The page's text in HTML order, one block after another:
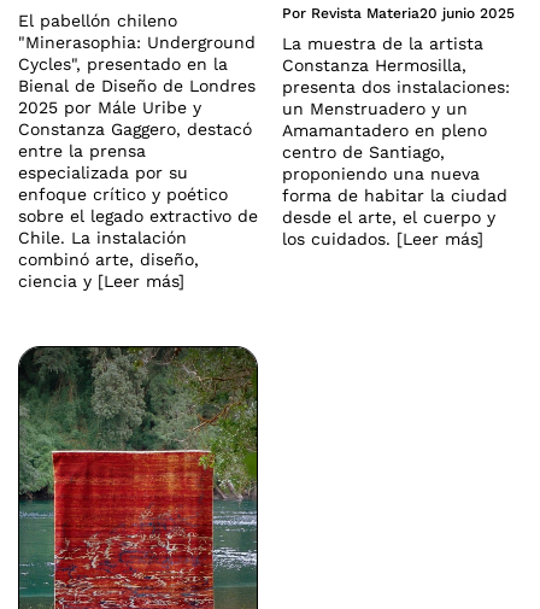
El pabellón chileno
"Minerasophia: Underground
Cycles", presentado en la
Bienal de Diseño de Londres
2025 por Mále Uribe y
Constanza Gaggero, destacó
entre la prensa
especializada por su
enfoque crítico y poético
sobre el legado extractivo de
Chile. La instalación
combinó arte, diseño,
ciencia y [Leer más]
Por Revista Materia20 junio 2025
La muestra de la artista
Constanza Hermosilla,
presenta dos instalaciones:
un Menstruadero y un
Amamantadero en pleno
centro de Santiago,
proponiendo una nueva
forma de habitar la ciudad
desde el arte, el cuerpo y
los cuidados. [Leer más]